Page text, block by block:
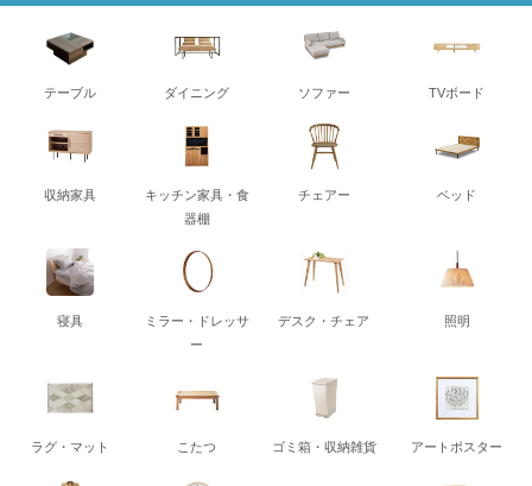
テーブル ダイニング ソファー TVボード
収納家具
キッチン家具・食
器棚
チェアー ベッド
寝具
ミラー・ドレッサ
ー
デスク・チェア 照明
ラグ・マット こたつ ゴミ箱・収納雑貨 アートポスター